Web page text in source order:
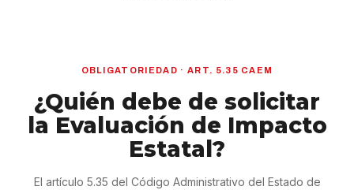
OBLIGATORIEDAD · ART. 5.35 CAEM
¿Quién debe de solicitar
la Evaluación de Impacto
Estatal?
El artículo 5.35 del Código Administrativo del Estado de